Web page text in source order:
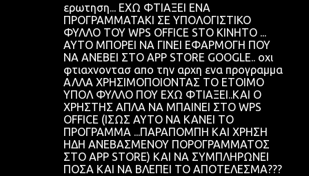
ερωτηση... ΕΧΩ ΦΤΙΑΞΕΙ ΕΝΑ
ΠΡΟΓΡΑΜΜΑΤΑΚΙ ΣΕ ΥΠΟΛΟΓΙΣΤΙΚΟ
ΦΥΛΛΟ ΤΟΥ WPS OFFICE STO KINHTO ...
ΑΥΤΟ ΜΠΟΡΕΙ ΝΑ ΓΙΝΕΙ ΕΦΑΡΜΟΓΗ ΠΟΥ
ΝΑ ΑΝΕΒΕΙ ΣΤΟ APP STORE GOOGLE.. οχι
φτιαχνοντασ απο την αρχη ενα προγραμμα
ΑΛΛΑ ΧΡΗΣΙΜΟΠΟΙΟΝΤΑΣ ΤΟ ΕΤΟΙΜΟ
ΥΠΟΛ ΦΥΛΛΟ ΠΟΥ ΕΧΩ ΦΤΙΑΞΕΙ..ΚΑΙ Ο
ΧΡΗΣΤΗΣ ΑΠΛΑ ΝΑ ΜΠΑΙΝΕΙ ΣΤΟ WPS
OFFICE (ΙΣΩΣ ΑΥΤΟ ΝΑ ΚΑΝΕΙ ΤΟ
ΠΡΟΓΡΑΜΜΑ ...ΠΑΡΑΠΟΜΠΗ ΚΑΙ ΧΡΗΣΗ
ΗΔΗ ΑΝΕΒΑΣΜΕΝΟΥ ΠΟΡΟΓΡΑΜΜΑΤΟΣ
ΣΤΟ APP STORE) ΚΑΙ ΝΑ ΣΥΜΠΛΗΡΩΝΕΙ
ΠΟΣΑ ΚΑΙ ΝΑ ΒΛΕΠΕΙ ΤΟ ΑΠΟΤΕΛΕΣΜΑ???